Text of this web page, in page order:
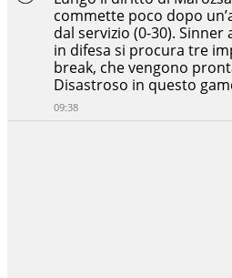
commette poco dopo
dal servizio (0-30).
in difesa si procura tre
break, che vengono
Disastroso in questo
09:38